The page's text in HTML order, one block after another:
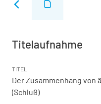
Titelaufnahme
TITEL
Der Zusammenhang von
(Schluß)